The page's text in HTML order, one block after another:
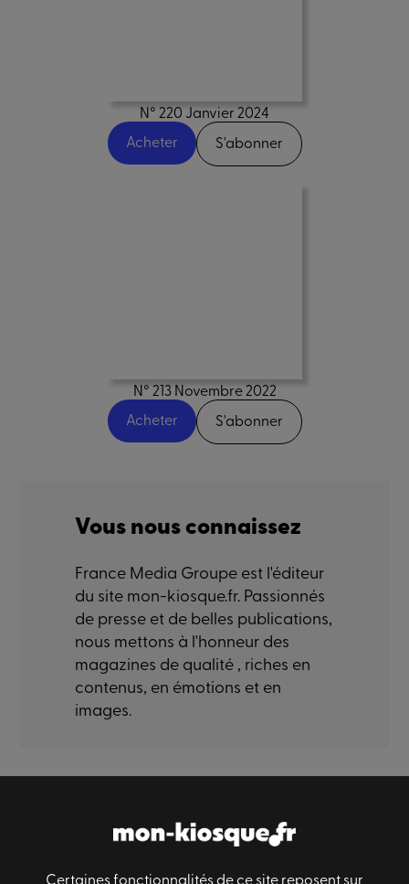
Certaines fonctionnalités de ce site reposent sur
N° 220 Janvier 2024
Acheter
S'abonner
N° 213 Novembre 2022
Acheter
S'abonner
Vous nous connaissez
France Media Groupe est l'éditeur
du site mon-kiosque.fr. Passionnés
de presse et de belles publications,
nous mettons à l'honneur des
magazines de qualité , riches en
contenus, en émotions et en
images.